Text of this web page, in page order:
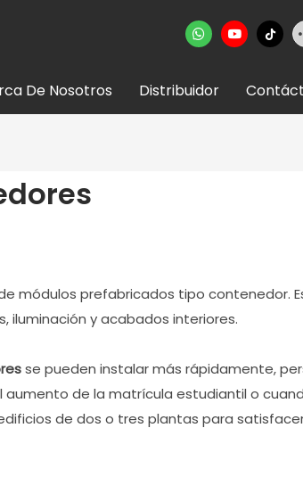
De Nosotros Distribuidor
módulos prefabricados tipo contenedor.
iluminación y acabados interiores.
se pueden instalar más rápidamente,
de la matrícula estudiantil o
de dos o tres plantas para